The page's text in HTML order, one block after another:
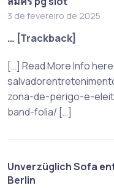
3 de fevereiro de 2025
… [Trackback]
[…] Read More Info
zona-de-perigo-e-
band-folia/ […]
Unverzüglich Sofa
Berlin